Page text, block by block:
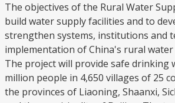
The objectives of the Rural Water
build water supply facilities and to
strengthen systems, institutions and
implementation of China's rural
The project will provide safe drinking
million people in 4,650 villages of 25
the provinces of Liaoning, Shaanxi,